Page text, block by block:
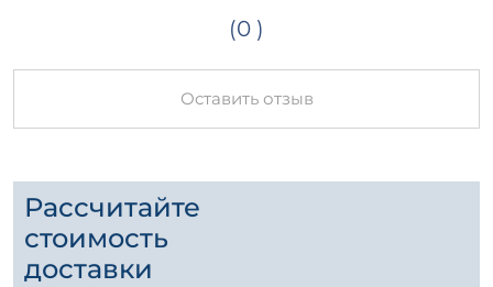
(0 )
Оставить отзыв
Рассчитайте
стоимость
доставки